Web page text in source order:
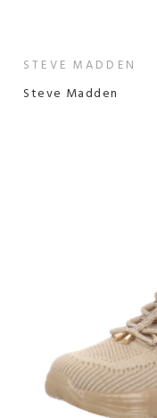
STEVE MADDEN
Steve Madden